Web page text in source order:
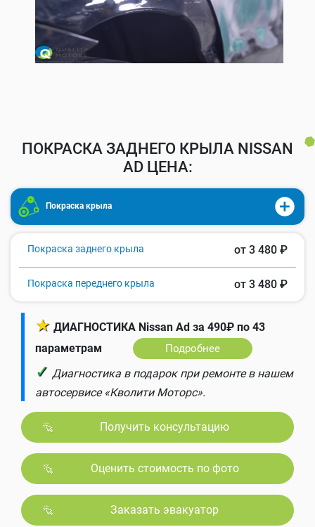
ПОКРАСКА ЗАДНЕГО КРЫЛА NISSAN
AD ЦЕНА:
Покраска крыла
Покраска заднего крыла от 3 480 ₽
Покраска переднего крыла от 3 480 ₽
★ ДИАГНОСТИКА Nissan Ad за 490₽ по 43
параметрам
Подробнее
✓ Диагностика в подарок при ремонте в нашем
автосервисе «Кволити Моторс».
Получить консультацию
Оценить стоимость по фото
Заказать эвакуатор